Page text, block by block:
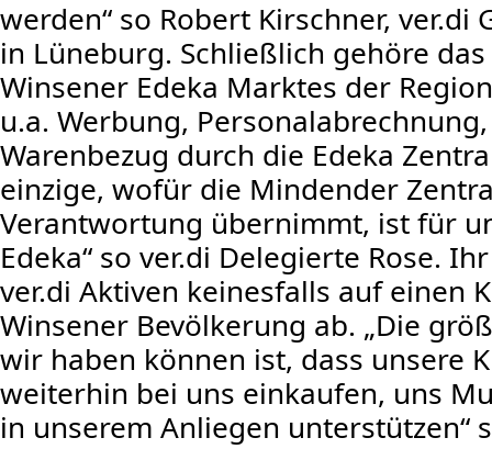
werden“ so Robert Kirschner, ver.di
in Lüneburg. Schließlich gehöre
Winsener Edeka Marktes der
u.a. Werbung,
Warenbezug durch die Edeka
einzige, wofür die Mindender
Verantwortung übernimmt, ist für
Edeka“ so ver.di Delegierte Rose.
ver.di Aktiven keinesfalls auf einen
Winsener Bevölkerung ab. „Die
wir haben können ist, dass unsere
weiterhin bei uns einkaufen, uns
in unserem Anliegen unterstützen“